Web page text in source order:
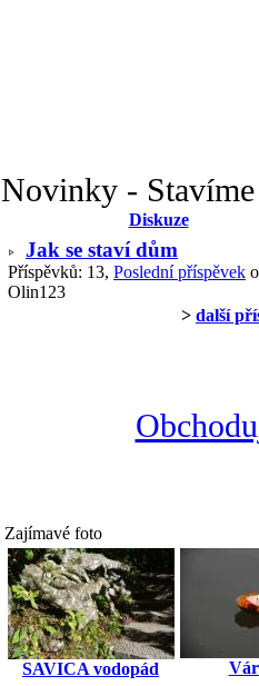
Novinky - Stavíme
Diskuze
Jak se staví dům
Příspěvků: 13, Poslední příspěvek
Olin123
> další
Zajímavé foto
SAVICA vodopád